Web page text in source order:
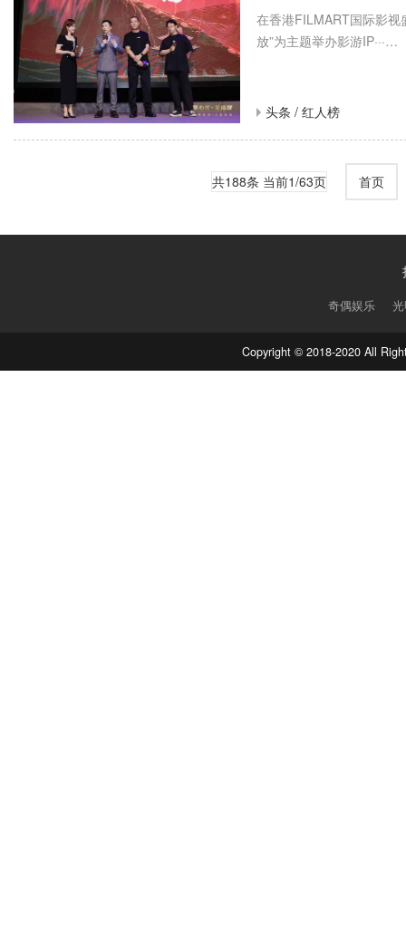
沐瞳登陆香港国际影视展 三大原创影游 IP 重磅发布
在香港FILMART国际影视
放”为主题举办影游IP···…
头条 / 红人榜
共188条 当前1/63页 首页
奇偶娱乐
Copyright © 2018-2020 All